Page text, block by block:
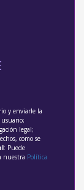
y enviarle la
legal;
como se
: Puede
nuestra Política